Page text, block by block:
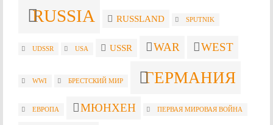
RUSSIA RUSSLAND SPUTNIK
UDSSR USA USSR WAR WEST
WWI БРЕСТСКИЙ МИР ГЕРМАНИЯ
ЕВРОПА МЮНХЕН ПЕРВАЯ МИРОВАЯ ВОЙНА